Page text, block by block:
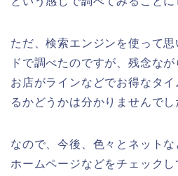
ただ、検索エンジンを使って
ドで調べたのですが、残念な
お店がラインなどでお得なタ
るかどうかは分かりませんでし
なので、今後、色々とネット
ホームページなどをチェック